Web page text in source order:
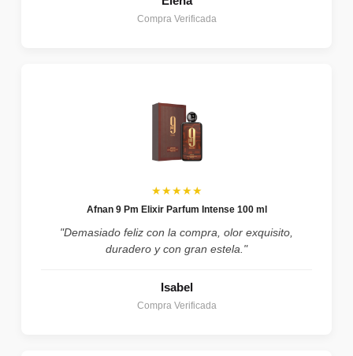
Compra Verificada
★★★★★
Afnan 9 Pm Elixir Parfum Intense 100 ml
"Demasiado feliz con la compra, olor exquisito,
duradero y con gran estela."
Isabel
Compra Verificada